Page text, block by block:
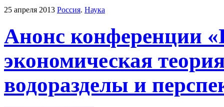
25 апреля 2013 Россия. Наука
Анонс конференции
экономическая
водоразделы и